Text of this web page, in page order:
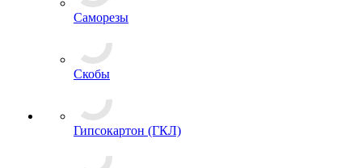
Саморезы
Скобы
Гипсокартон (ГКЛ)